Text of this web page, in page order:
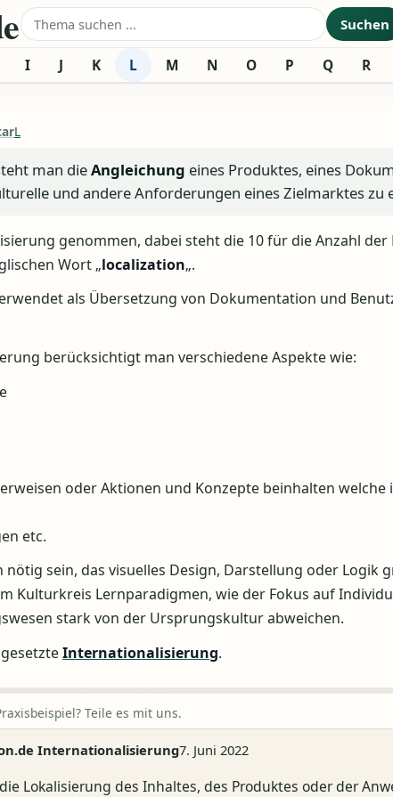
Suche nach: Suchen
I J K L M N O P Q R
L
man dieAngleichung eines Produktes, eines
und andere Anforderungen eines Zielmarktes zu
genommen, dabei steht die 10 für die Anzahl der
Wort „localization„.
als Übersetzung von Dokumentation und
berücksichtigt man verschiedene Aspekte wie:
oder Aktionen und Konzepte beinhalten
etc.
sein, das visuelles Design, Darstellung oder Logik
Kulturkreis Lernparadigmen, wie der Fokus auf
stark von der Ursprungskultur abweichen.
Internationalisierung.
Teile es mit uns.
Internationalisierung7. Juni 2022
Lokalisierung des Inhaltes, des Produktes oder der